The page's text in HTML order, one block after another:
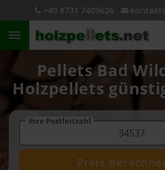
+49 8731 7409626
Pellets Bad
Holzpellets
Ihre Postleitzahl
Preis